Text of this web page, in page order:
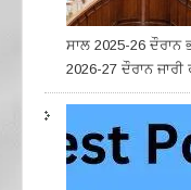
ਸਾਲ 2025-26
2026-27 ਦੌਰਾਨ